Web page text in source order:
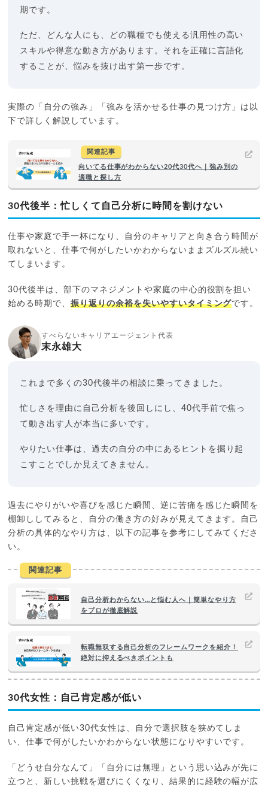
期です。
ただ、どんな人にも、どの職種でも使える汎用性の高い
スキルや得意な動き方があります。それを正確に言語化
することが、悩みを抜け出す第一歩です。
実際の「自分の強み」「強みを活かせる仕事の見つけ方」は以
下で詳しく解説しています。
関連記事
向いてる仕事がわからない20代30代へ｜強み別の
適職と探し方
30代後半：忙しくて自己分析に時間を割けない
仕事や家庭で手一杯になり、自分のキャリアと向き合う時間が
取れないと、仕事で何がしたいかわからないままズルズル続い
てしまいます。
30代後半は、部下のマネジメントや家庭の中心的役割を担い
始める時期で、振り返りの余裕を失いやすいタイミングです。
すべらないキャリアエージェント代表
末永雄大
これまで多くの30代後半の相談に乗ってきました。
忙しさを理由に自己分析を後回しにし、40代手前で焦っ
て動き出す人が本当に多いです。
やりたい仕事は、過去の自分の中にあるヒントを掘り起
こすことでしか見えてきません。
過去にやりがいや喜びを感じた瞬間、逆に苦痛を感じた瞬間を
棚卸ししてみると、自分の働き方の好みが見えてきます。自己
分析の具体的なやり方は、以下の記事を参考にしてみてくださ
い。
関連記事
自己分析わからない…と悩む人へ｜簡単なやり方
をプロが徹底解説
転職無双する自己分析のフレームワークを紹介！
絶対に抑えるべきポイントも
30代女性：自己肯定感が低い
自己肯定感が低い30代女性は、自分で選択肢を狭めてしま
い、仕事で何がしたいかわからない状態になりやすいです。
「どうせ自分なんて」「自分には無理」という思い込みが先に
立つと、新しい挑戦を選びにくくなり、結果的に経験の幅が広